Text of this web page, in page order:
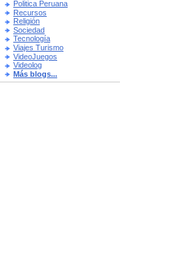
Politica Peruana
Recursos
Religión
Sociedad
Tecnología
Viajes Turismo
VideoJuegos
Videolog
Más blogs...